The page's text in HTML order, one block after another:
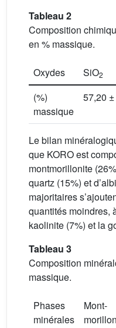
Tableau 2
Composition
en % massique.
Oxydes SiO2
(%)
massique
57,20
Le bilan
que KORO est
montmorillonite
quartz (15%) et
majoritaires
quantités moindres,
kaolinite (7%) et la
Tableau 3
Composition
massique.
Phases
minérales
Mont-